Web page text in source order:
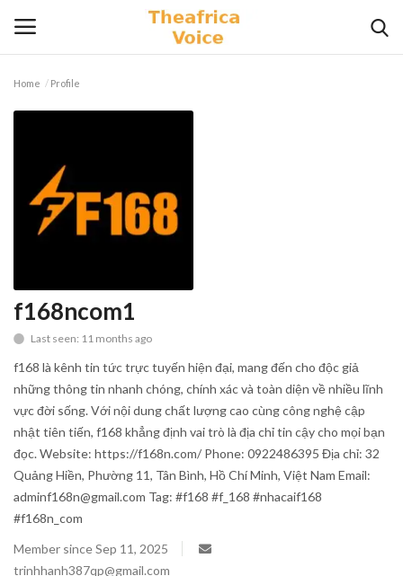
Contact
Lifestyle
Gallery
Blog
Trending
Fashion
Sitemap
Home Profile
f168ncom1
Last seen: 11 months ago
f168 là kênh tin tức trực tuyến hiện đại, mang đến cho độc giả
những thông tin nhanh chóng, chính xác và toàn diện về nhiều lĩnh
vực đời sống. Với nội dung chất lượng cao cùng công nghệ cập
nhật tiên tiến, f168 khẳng định vai trò là địa chỉ tin cậy cho mọi bạn
đọc. Website: https://f168n.com/ Phone: 0922486395 Địa chỉ: 32
Quảng Hiền, Phường 11, Tân Bình, Hồ Chí Minh, Việt Nam Email:
adminf168n@gmail.com Tag: #f168 #f_168 #nhacaif168
#f168n_com
Member since Sep 11, 2025
trinhhanh387qp@gmail.com